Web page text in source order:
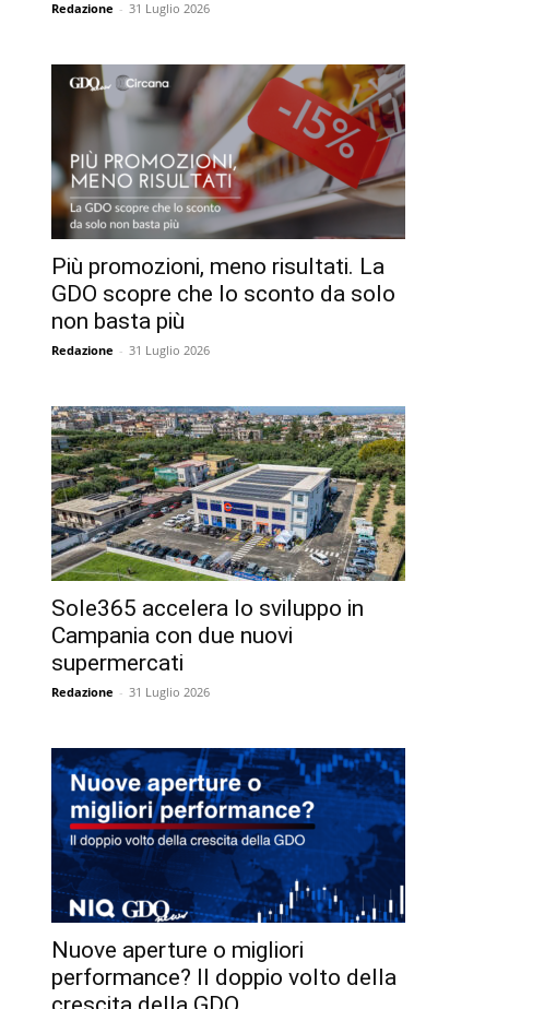
Redazione - 31 Luglio 2026
Più promozioni, meno risultati. La
GDO scopre che lo sconto da solo
non basta più
Redazione - 31 Luglio 2026
Sole365 accelera lo sviluppo in
Campania con due nuovi
supermercati
Redazione - 31 Luglio 2026
Nuove aperture o migliori
performance? Il doppio volto della